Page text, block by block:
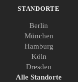
STANDORTE
Berlin
München
Hamburg
Köln
Dresden
Alle Standorte